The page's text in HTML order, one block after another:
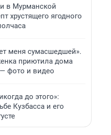
в Мурманской
хрустящего ягодного
меня сумасшедшей».
приютила дома
фото и видео
до этого»:
Кузбасса и его